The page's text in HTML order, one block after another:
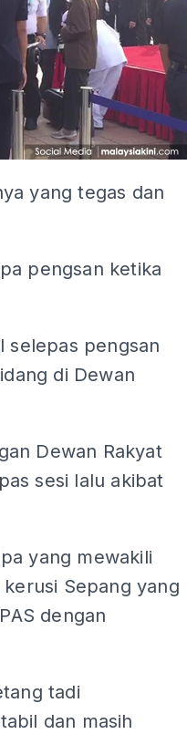
yang tegas dan
pengsan ketika
selepas pengsan
di Dewan
Dewan Rakyat
sesi lalu akibat
yang mewakili
Sepang yang
dengan
tadi
dan masih